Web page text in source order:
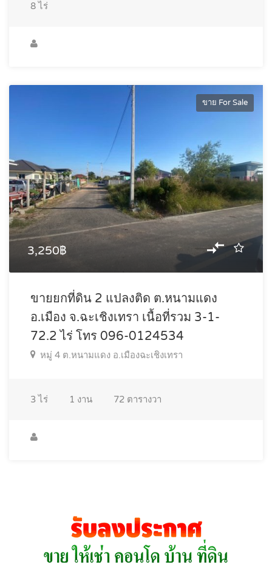
8 ไร่
ขาย For Sale
3,250฿
ขายยกที่ดิน 2 แปลงติด ต.หนามแดง
อ.เมือง จ.ฉะเชิงเทรา เนื้อที่รวม 3-1-
72.2 ไร่ โทร 096-0124534
หมู่ 4 ต.หนามแดง อ.เมืองฉะเชิงเทรา
3 ไร่ 1 งาน 72 ตารางวา